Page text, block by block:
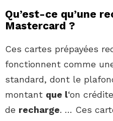
Qu’est-ce qu’une
Mastercard ?
Ces cartes prépayées
fonctionnent comme
standard, dont le
montant que l‘on
de recharge. … Ces